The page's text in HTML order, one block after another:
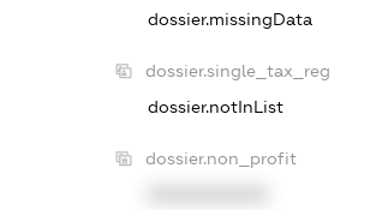
dossier.missingData
dossier.single_tax_reg
dossier.notInList
dossier.non_profit